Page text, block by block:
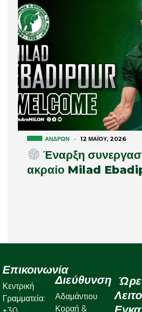
ΑΝΔΡΏΝ · 12 ΜΑΪ́ΟΥ, 2026
Έναρξη
ακραίο Milad
Επικοινωνία
Κεντρική
Γραμματεία:
Διεύθυνση
Αδαμάντιου
Κοραή &